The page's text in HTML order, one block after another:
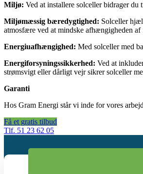
Miljø: Ved at installere solceller bidrager du
Miljømæssig bæredygtighed: Solceller
atmosfære ved at mindske afhængigheden
Energiuafhængighed: Med solceller med
Energiforsyningssikkerhed: Ved at
strømsvigt eller dårligt vejr sikrer solceller
Garanti
Hos Gram Energi står vi inde for vores
Få et gratis tilbud
Tlf. 51 23 62 05